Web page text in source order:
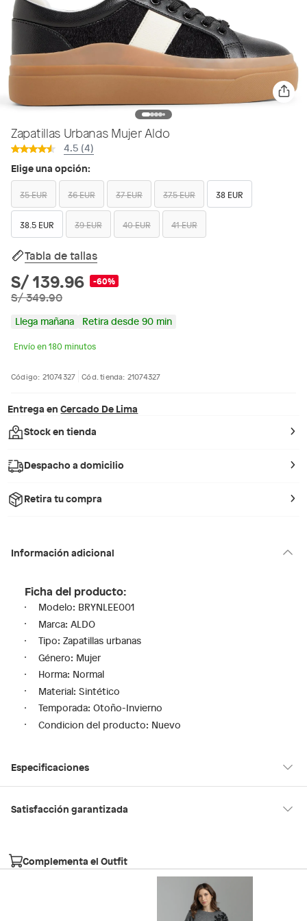
Zapatillas Urbanas Mujer Aldo
4.5 (4)
Elige una opción:
35 EUR 36 EUR 37 EUR 37.5 EUR 38 EUR
38.5 EUR 39 EUR 40 EUR 41 EUR
Tabla de tallas
S/ 139.96 -60%
S/ 349.90
Llega mañana Retira desde 90 min
Envío en 180 minutos
Código: 21074327 Cód. tienda: 21074327
Entrega en Cercado De Lima
Stock en tienda
Despacho a domicilio
Retira tu compra
Información adicional
Ficha del producto:
Modelo: BRYNLEE001
Marca: ALDO
Tipo: Zapatillas urbanas
Género: Mujer
Horma: Normal
Material: Sintético
Temporada: Otoño-Invierno
Condicion del producto: Nuevo
Especificaciones
Tipo de ajuste
Satisfacción garantizada
Sin embargo, tenemos categorías que cuentan con plazos
diferentes, otras con restricciones y algunas que no se pueden
Falabella, Tottus y otros vendedores
Complementa el Outfit